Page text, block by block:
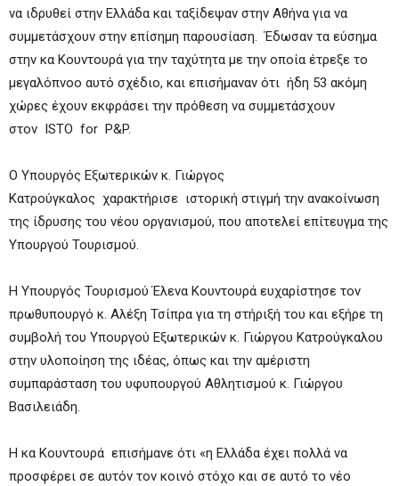
να ιδρυθεί στην Ελλάδα και ταξίδεψαν στην Αθήνα για να
συμμετάσχουν στην επίσημη παρουσίαση. Έδωσαν τα εύσημα
στην κα Κουντουρά για την ταχύτητα με την οποία έτρεξε το
μεγαλόπνοο αυτό σχέδιο, και επισήμαναν ότι ήδη 53 ακόμη
χώρες έχουν εκφράσει την πρόθεση να συμμετάσχουν
στον ISTO for P&P.
Ο Υπουργός Εξωτερικών κ. Γιώργος
Κατρούγκαλος χαρακτήρισε ιστορική στιγμή την ανακοίνωση
της ίδρυσης του νέου οργανισμού, που αποτελεί επίτευγμα της
Υπουργού Τουρισμού.
H Yπουργός Τουρισμού Έλενα Κουντουρά ευχαρίστησε τον
πρωθυπουργό κ. Αλέξη Τσίπρα για τη στήριξή του και εξήρε τη
συμβολή του Υπουργού Εξωτερικών κ. Γιώργου Κατρούγκαλου
στην υλοποίηση της ιδέας, όπως και την αμέριστη
συμπαράσταση του υφυπουργού Αθλητισμού κ. Γιώργου
Βασιλειάδη.
Η κα Κουντουρά επισήμανε ότι «η Ελλάδα έχει πολλά να
προσφέρει σε αυτόν τον κοινό στόχο και σε αυτό το νέο